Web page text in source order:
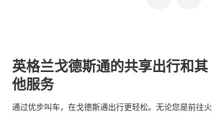
英格兰戈德斯通的共享出行和其
他服务
通过优步叫车，在戈德斯通出行更轻松。无论您是前往火